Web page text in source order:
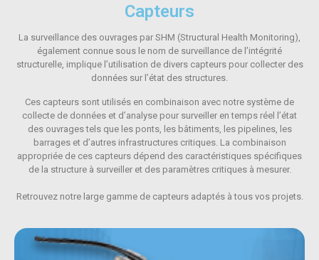
Capteurs
La surveillance des ouvrages par SHM (Structural Health Monitoring),
également connue sous le nom de surveillance de l’intégrité
structurelle, implique l’utilisation de divers capteurs pour collecter des
données sur l’état des structures.
Ces capteurs sont utilisés en combinaison avec notre système de
collecte de données et d’analyse pour surveiller en temps réel l’état
des ouvrages tels que les ponts, les bâtiments, les pipelines, les
barrages et d’autres infrastructures critiques. La combinaison
appropriée de ces capteurs dépend des caractéristiques spécifiques
de la structure à surveiller et des paramètres critiques à mesurer.
Retrouvez notre large gamme de capteurs adaptés à tous vos projets.